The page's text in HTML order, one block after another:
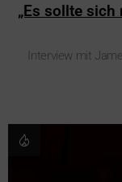
„Es sollte
Interview mit